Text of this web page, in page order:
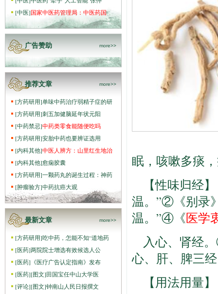
[中医]国家中医药管理局：中医药国
广告赞助 more>>
推荐文章 more>>
[方药研用]单味中药治疗弱精子症的研
[方药研用]刺五加健脑延年状元阳
[中药禁忌]中药类零食能随便吃吗
[方药研用]安胎中药也要辨证选用
[内科其他]中医人辨方：山里红生地治
[内科其他]愈痫胶囊
[方药研用]一颗药丸的诞生过程：神药
[肿瘤验方]中药抗癌大观
最新文章 more>>
[方药研用]吃中药，怎能不知“道地药
[医药]两院院士增选有效候选人公
[医药] 《医疗广告认定指南》发布
[医药][图文]田国宝任中山大学医
[评论][图文]钟南山人民日报撰文
眠，咳嗽多痰
【性味归经
温。”②《别录
温。”④《医学
入心、肾经
心、肝、脾三
【用法用量